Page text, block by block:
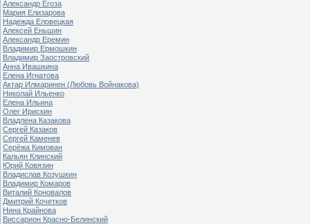
Александр Егоза
Мария Елизарова
Надежда Еловецкая
Алексей Еньшин
Александр Еремин
Владимир Ермошкин
Владимир Заостровский
Анна Ивашкина
Елена Игнатова
Актар Илмаринен (Любовь Войнакова)
Николай Ильенко
Елена Ильина
Олег Ирискин
Владлена Казакова
Сергей Казаков
Сергей Каменев
Серёжа Кимован
Кальян Клинский
Юрий Ковязин
Владислав Козушкин
Владимир Комаров
Виталий Коновалов
Дмитрий Кочетков
Нина Крайнова
Виссарион Красно-Белинский